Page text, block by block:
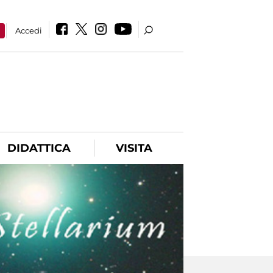
Accedi
DIDATTICA VISITA